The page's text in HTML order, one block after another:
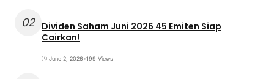
02 Dividen Saham Juni 2026 45 Emiten Siap
Cairkan!
June 2, 2026•199 Views